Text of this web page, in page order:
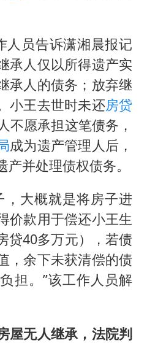
“今天得有40℃了吧 为啥还不预警”
奖开幕式
外贸延续良好增长态势
基础开新局
人员告诉潇湘晨报记
承人仅以所得遗产实
承人的债务；放弃继
小王去世时未还房贷
不愿承担这笔债务，
成为遗产管理人后，
并处理债权债务。
，大概就是将房子进
价款用于偿还小王生
贷40多万元），若债
，余下未获清偿的债
担。”该工作人员解
屋无人继承，法院判